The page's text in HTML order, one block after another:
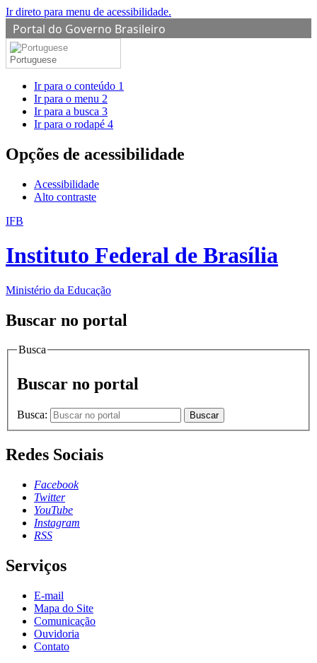
Ir direto para menu de acessibilidade.
Portal do Governo Brasileiro
Portuguese
Ir para o conteúdo 1
Ir para o menu 2
Ir para a busca 3
Ir para o rodapé 4
Opções de acessibilidade
Acessibilidade
Alto contraste
IFB
Instituto Federal de Brasília
Ministério da Educação
Buscar no portal
Busca
Buscar no portal
Busca: Buscar
Redes Sociais
Facebook
Twitter
YouTube
Instagram
RSS
Serviços
E-mail
Mapa do Site
Comunicação
Ouvidoria
Contato